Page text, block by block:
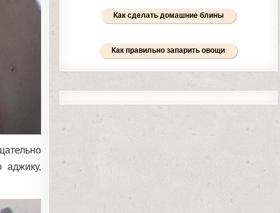
аджику,
Как сделать домашние блины
Как правильно запарить овощи